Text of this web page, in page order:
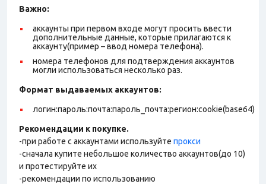
Важно:
аккаунты при первом входе могут просить ввести
дополнительные данные, которые прилагаются к
аккаунту(пример – ввод номера телефона).
номера телефонов для подтверждения аккаунтов
могли использоваться несколько раз.
Формат выдаваемых аккаунтов:
логин:пароль:почта:пароль_почта:регион:cookie(base64)
Рекомендации к покупке.
-при работе с аккаунтами используйте прокси
-сначала купите небольшое количество аккаунтов(до 10)
и протестируйте их
-рекомендации по использованию